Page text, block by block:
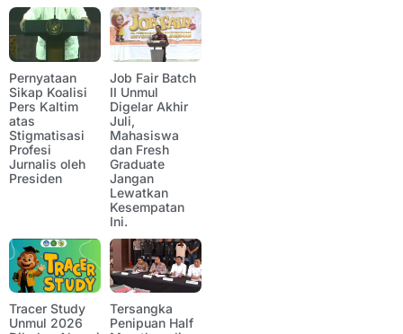
Pernyataan
Sikap Koalisi
Pers Kaltim
atas
Stigmatisasi
Profesi
Jurnalis oleh
Presiden
Job Fair Batch
II Unmul
Digelar Akhir
Juli,
Mahasiswa
dan Fresh
Graduate
Jangan
Lewatkan
Kesempatan
Ini.
Tracer Study
Unmul 2026
Tersangka
Penipuan Half